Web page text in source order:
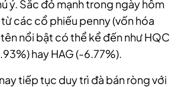
ý. Sắc đỏ mạnh trong ngày hôm
các cổ phiếu penny (vốn hóa
nổi bật có thể kể đến như HQC
hay HAG (-6.77%).
tiếp tục duy trì đà bán ròng với